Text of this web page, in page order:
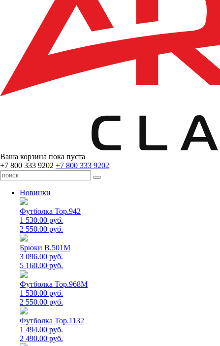
Ваша корзина пока пуста
+7 800 333 9202 +7 800 333 9202
Новинки
Футболка Top.942
1 530.00 руб.
2 550.00 руб.
Брюки B.501M
3 096.00 руб.
5 160.00 руб.
Футболка Top.968M
1 530.00 руб.
2 550.00 руб.
Футболка Top.1132
1 494.00 руб.
2 490.00 руб.